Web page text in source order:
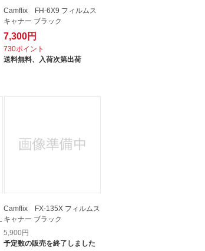
Camflix FH-6X9 フィルムス
キャナー ブラック
7,300円
730ポイント
送料無料、
入荷次第出荷
Camflix FX-135X フィルムス
キャナー ブラック
5,900円
予定数の販売を終了しました